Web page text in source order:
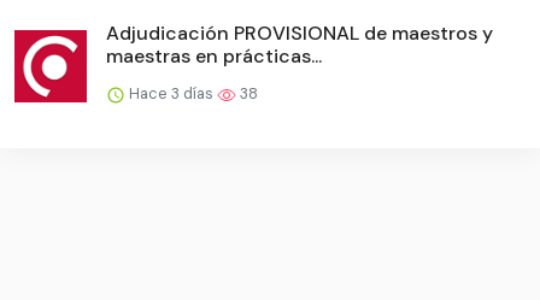
Adjudicación PROVISIONAL de maestros y
maestras en prácticas...
Hace 3 días 38